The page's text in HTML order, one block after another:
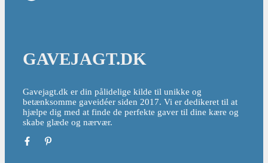
GAVEJAGT.DK
Gavejagt.dk er din pålidelige kilde til unikke og
betænksomme gaveidéer siden 2017. Vi er dedikeret til at
hjælpe dig med at finde de perfekte gaver til dine kære og
skabe glæde og nærvær.